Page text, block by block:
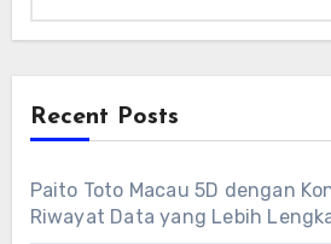
Recent Posts
Paito Toto Macau 5D dengan
Riwayat Data yang Lebih